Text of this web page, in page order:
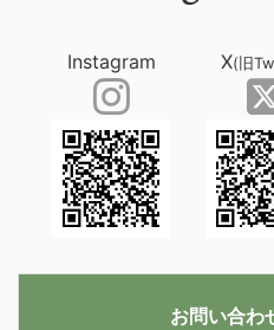
Instagram X(旧
お問い合わ